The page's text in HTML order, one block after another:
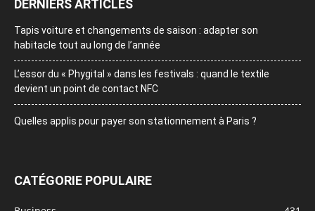
DERNIERS ARTICLES
Tapis voiture et changements de saison : adapter son
habitacle tout au long de l’année
L’essor du « Phygital » dans les festivals : quand le textile
devient un point de contact NFC
Quelles applis pour payer son stationnement à Paris ?
CATÉGORIE POPULAIRE